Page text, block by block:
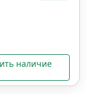
наличие